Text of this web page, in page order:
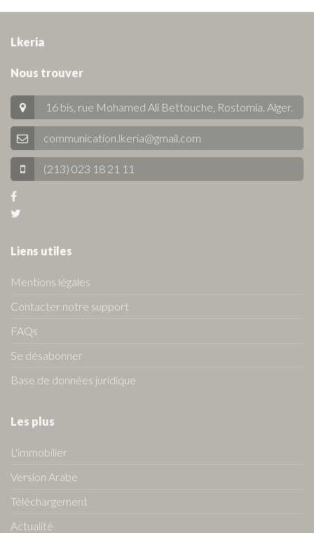
Lkeria
Nous trouver
16 bis, rue Mohamed Ali Bettouche, Rostomia. Alger.
communication.lkeria@gmail.com
(213) 023 18 21 11
Liens utiles
Mentions légales
Contacter notre support
FAQs
Se désabonner
Base de données juridique
Les plus
L'immobilier
Version Arabe
Téléchargement
Actualité